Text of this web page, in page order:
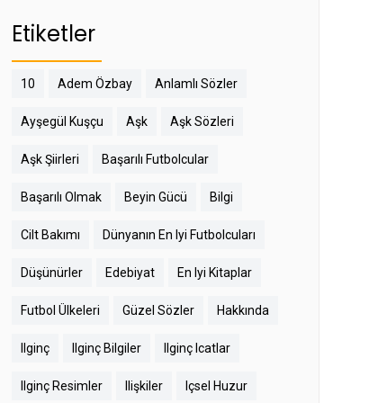
Etiketler
10 Adem Özbay Anlamlı Sözler
Ayşegül Kuşçu Aşk Aşk Sözleri
Aşk Şiirleri Başarılı Futbolcular
Başarılı Olmak Beyin Gücü Bilgi
Cilt Bakımı Dünyanın En Iyi Futbolcuları
Düşünürler Edebiyat En Iyi Kitaplar
Futbol Ülkeleri Güzel Sözler Hakkında
Ilginç Ilginç Bilgiler Ilginç Icatlar
Ilginç Resimler Ilişkiler Içsel Huzur